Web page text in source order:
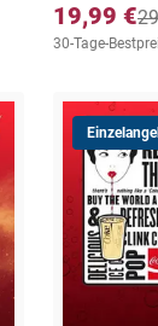
19,99 €
30-Tage-